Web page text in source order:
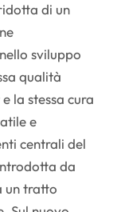
di un
sviluppo
qualità
la stessa cura
e
centrali del
da
un tratto